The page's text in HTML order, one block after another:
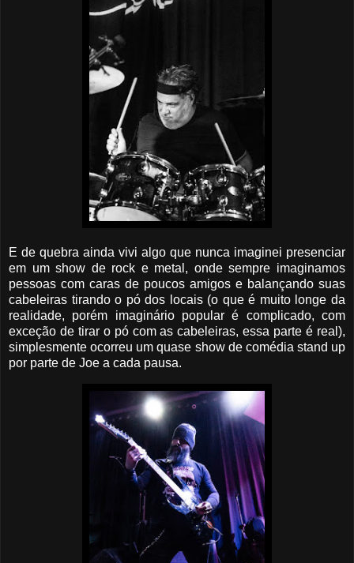
E de quebra ainda vivi algo que nunca imaginei presenciar
em um show de rock e metal, onde sempre imaginamos
pessoas com caras de poucos amigos e balançando suas
cabeleiras tirando o pó dos locais (o que é muito longe da
realidade, porém imaginário popular é complicado, com
exceção de tirar o pó com as cabeleiras, essa parte é real),
simplesmente ocorreu um quase show de comédia stand up
por parte de Joe a cada pausa.